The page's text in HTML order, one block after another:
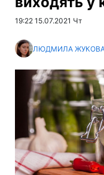
19:22 15.07.2021 Чт
ЛЮДМИЛА